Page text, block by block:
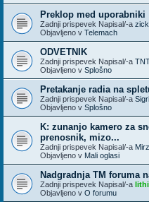
Preklop med uporabniki
Zadnji prispevek Napisal/-a
Objavljeno v Telemach
ODVETNIK
Zadnji prispevek Napisal/-a
Objavljeno v Splošno
Pretakanje radia na
Zadnji prispevek Napisal/-a
Objavljeno v Splošno
K: zunanjo kamero za
prenosnik, mizo...
Zadnji prispevek Napisal/-a
Objavljeno v Mali oglasi
Nadgradnja TM foruma
Zadnji prispevek Napisal/-a
Objavljeno v O forumu